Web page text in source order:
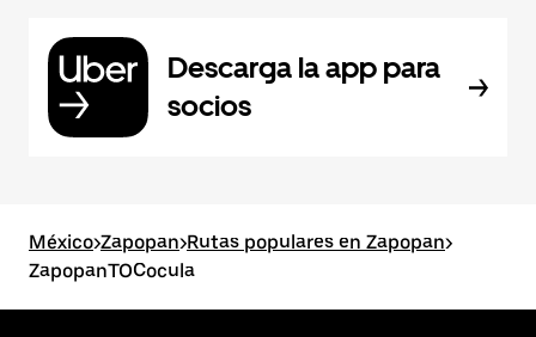
Descarga la app para
socios
México>Zapopan>Rutas populares en Zapopan>
ZapopanTOCocula